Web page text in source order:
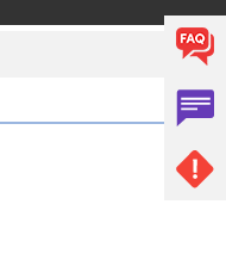
मलखाद्य अधिकतम